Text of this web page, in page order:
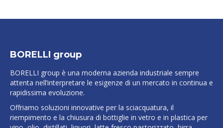
BORELLI group
BORELLI group è una moderna azienda industriale sempre
attenta nell’interpretare le esigenze di un mercato in continua e
rapidissima evoluzione.
Offriamo soluzioni innovative per la sciacquatura, il
riempimento e la chiusura di bottiglie in vetro e in plastica per